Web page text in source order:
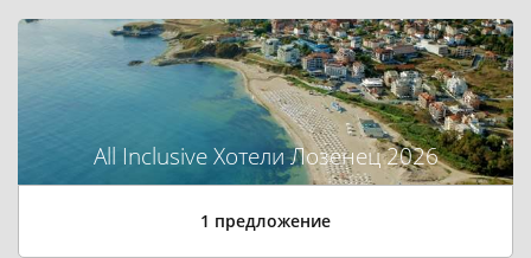
All Inclusive Хотели Лозенец 2026
1 предложение